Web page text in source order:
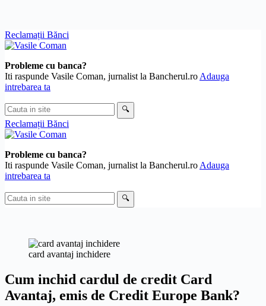
Skip
to
Reclamații Bănci
Probleme cu banca?
Iti raspunde Vasile Coman, jurnalist la Bancherul.ro Adauga
intrebarea ta
Cauta
in
site
🔍
Reclamații Bănci
Probleme cu banca?
Iti raspunde Vasile Coman, jurnalist la Bancherul.ro Adauga
intrebarea ta
Cauta
in
🔍
card avantaj inchidere
Cum inchid cardul de credit Card
Avantaj, emis de Credit Europe Bank?